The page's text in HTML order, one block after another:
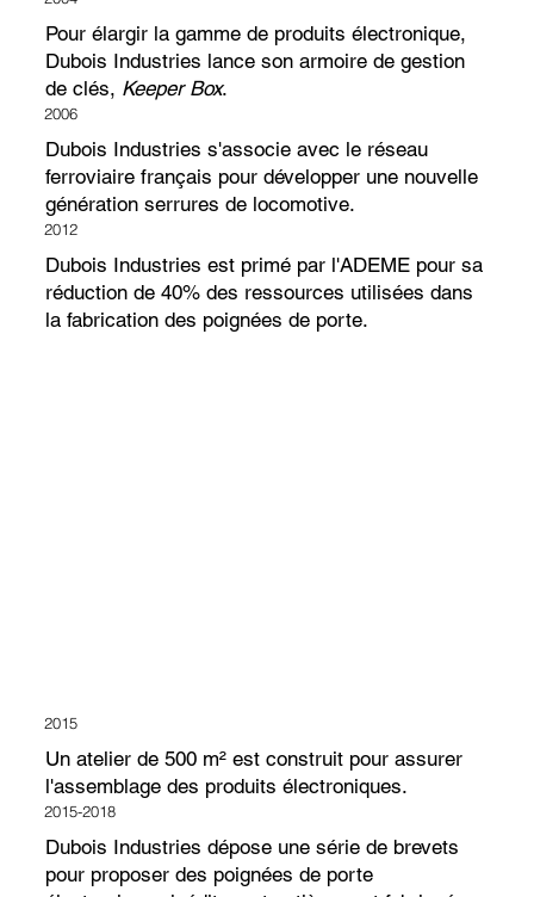
Un atelier de 500 m² est construit pour assurer
l'assemblage des produits électroniques.
2015
Dubois Industries dépose une série de brevets
pour proposer des poignées de porte
2015-2018
Pour élargir la gamme de produits électronique,
Dubois Industries lance son armoire de gestion
de clés, Keeper Box.
Dubois Industries s'associe avec le réseau
ferroviaire français pour développer une nouvelle
génération serrures de locomotive.
2006
Dubois Industries est primé par l'ADEME pour sa
réduction de 40% des ressources utilisées dans
la fabrication des poignées de porte.
2012